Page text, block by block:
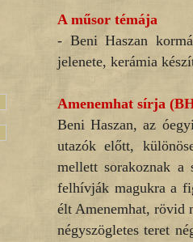
A műsor témája
- Beni Haszan
jelenete, kerámia
Amenemhat sírja
Beni Haszan, az
utazók előtt,
mellett sorakoznak a
felhívják magukra a
élt Amenemhat, rövid
négyszögletes teret